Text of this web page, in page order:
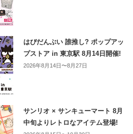
はぴだんぶい 誰推し? ポップアッ
プストア in 東京駅 8月14日開催!
2026年8月14日〜8月27日
サンリオ × サンキューマート 8月
中旬よりレトロなアイテム登場!